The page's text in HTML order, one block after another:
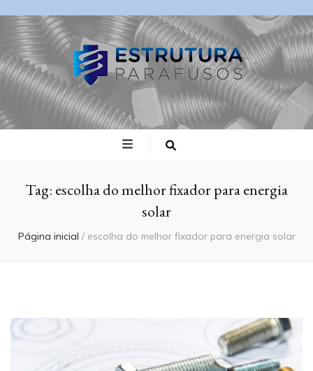
Blog Estrutura
Parafusos
Tag: escolha do melhor fixador para energia
solar
Página inicial / escolha do melhor fixador para energia solar